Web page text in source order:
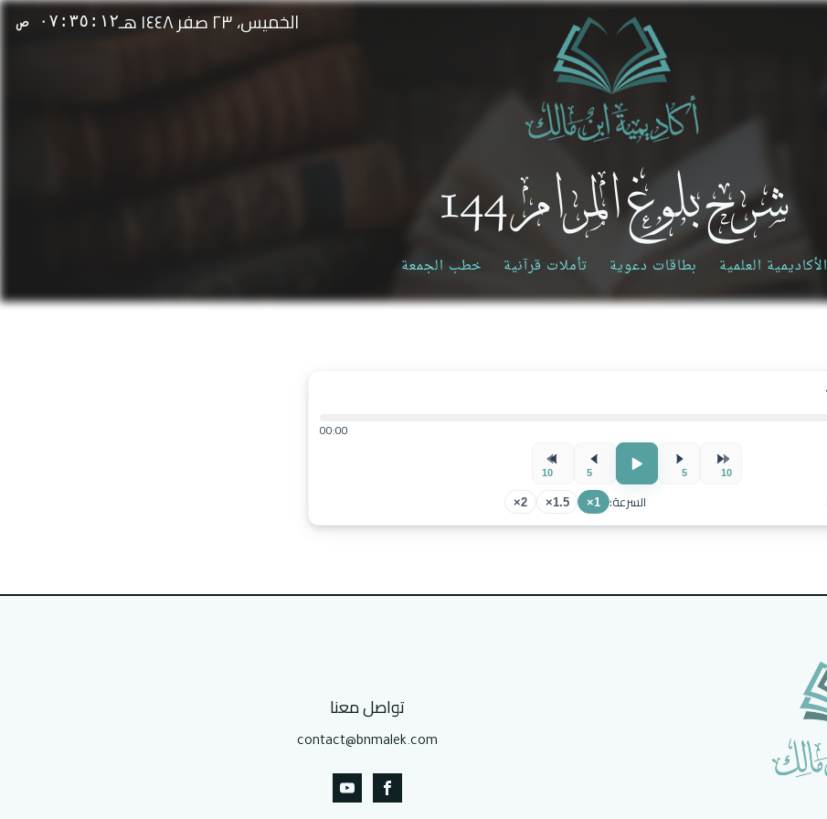
الخميس، ٢٣ صفر ١٤٤٨ هـ ٠٧:٣٥:١٢ ص
شرح بلوغ المرام 144
الأكاديمية العلمية بطاقات دعوية تأملات قرآنية خطب الجمعة
00:00
10
5
5
10
السرعة: 1×
1.5×
2×
تواصل معنا
contact@bnmalek.com